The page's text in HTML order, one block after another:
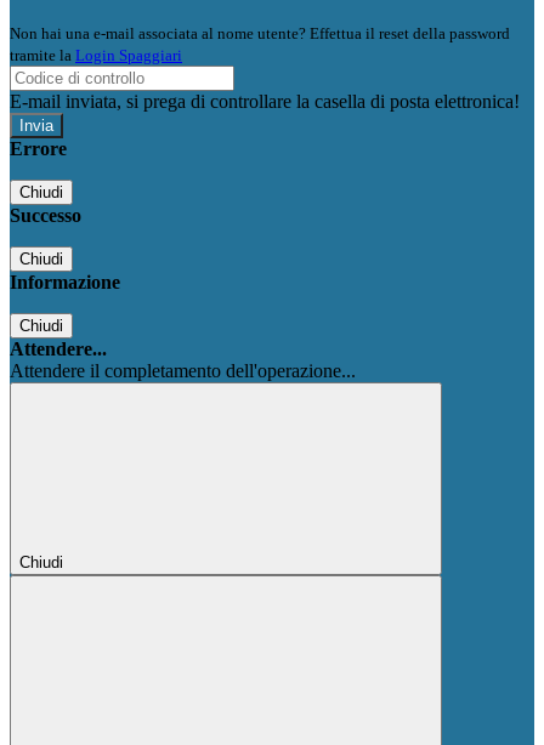
Non hai una e-mail associata al nome utente? Effettua il reset della password
tramite la Login Spaggiari
E-mail inviata, si prega di controllare la casella di posta elettronica!
Errore
Chiudi
Successo
Chiudi
Informazione
Chiudi
Attendere...
Attendere il completamento dell'operazione...
Chiudi